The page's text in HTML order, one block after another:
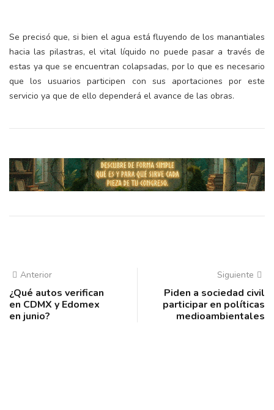
Se precisó que, si bien el agua está fluyendo de los manantiales
hacia las pilastras, el vital líquido no puede pasar a través de
estas ya que se encuentran colapsadas, por lo que es necesario
que los usuarios participen con sus aportaciones por este
servicio ya que de ello dependerá el avance de las obras.
Anterior
¿Qué autos verifican
en CDMX y Edomex
en junio?
Siguiente
Piden a sociedad civil
participar en políticas
medioambientales